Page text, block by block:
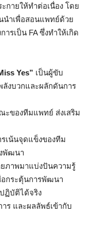
กายให้ทำต่อเนื่อง โดย
นำเพื่อสอนแพทย์ด้วย
ารเป็น FA ซึ่งทำให้เกิด
Yes” เป็นผู้ขับ
งบวกและผลักดันการ
ะของทีมแพทย์ ส่งเสริม
รเน้นจุดแข็งของทีม
งพัฒนา
ยภาพมาแบ่งปันความรู้
อกระตุ้นการพัฒนา
ฏิบัติได้จริง
าร และผลลัพธ์เข้ากับ